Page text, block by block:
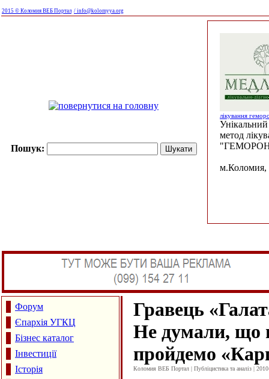
2015 © Коломия ВЕБ Портал / info@kolomyya.org
Пошук:
лікування
Унікальний
метод
м.Коломия,
Форум
Єпархія УГКЦ
Бізнес каталог
Інвестиції
Історія
Гравець
Не думали, що
пройдемо
Коломия ВЕБ Портал | Публіцистика та аналіз |